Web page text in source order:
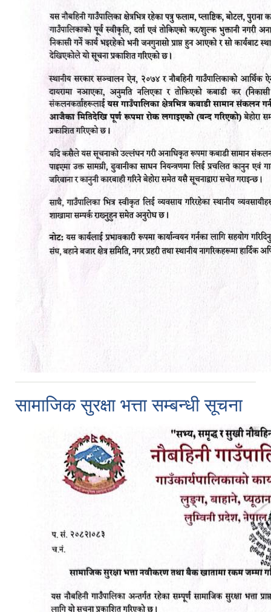
सामाजिक सुरक्षा भत्ता सम्बन्धी सूचना